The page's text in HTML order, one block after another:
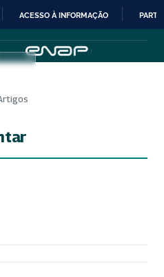
IR
PARA
CONTEÚDO
ACESSO À INFORMAÇÃO